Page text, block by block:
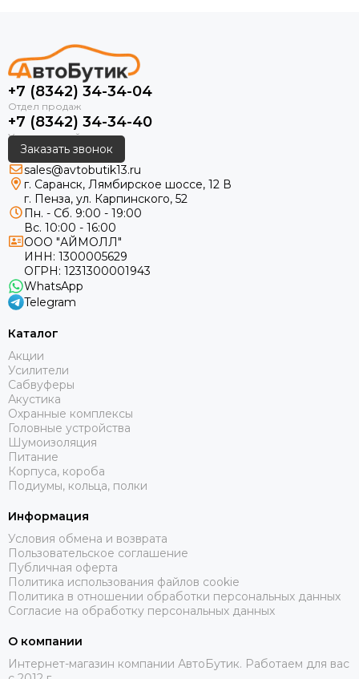
+7 (8342) 34-34-04
+7 (8342) 34-34-40
Заказать звонок
sales@avtobutik13.ru
г. Саранск, Лямбирское шоссе, 12 В
г. Пенза, ул. Карпинского, 52
Пн. - Сб. 9:00 - 19:00
Вс. 10:00 - 16:00
ООО "АЙМОЛЛ"
ИНН: 1300005629
ОГРН: 1231300001943
WhatsApp
Telegram
Каталог
Акции
Усилители
Сабвуферы
Акустика
Охранные комплексы
Головные устройства
Шумоизоляция
Питание
Корпуса, короба
Подиумы, кольца, полки
Информация
Условия обмена и возврата
Пользовательское соглашение
Публичная оферта
Политика использования файлов cookie
Политика в отношении обработки персональных данных
Согласие на обработку персональных данных
О компании
Интернет-магазин компании АвтоБутик. Работаем для вас